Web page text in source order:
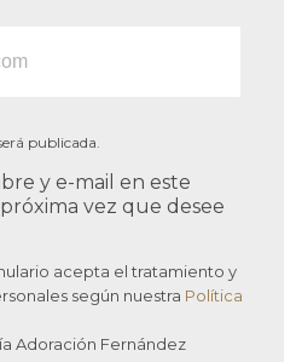
publicada.
y e-mail en este
vez que desee
acepta el tratamiento y
según nuestra Política
Adoración Fernández